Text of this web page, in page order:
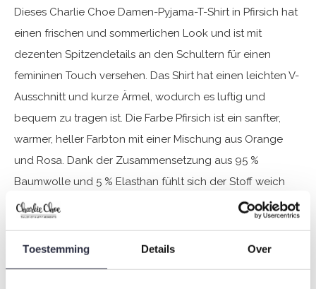
Toestemming Details Over
Dieses Charlie Choe Damen-Pyjama-T-Shirt in Pfirsich hat
einen frischen und sommerlichen Look und ist mit
dezenten Spitzendetails an den Schultern für einen
femininen Touch versehen. Das Shirt hat einen leichten V-
Ausschnitt und kurze Ärmel, wodurch es luftig und
bequem zu tragen ist. Die Farbe Pfirsich ist ein sanfter,
warmer, heller Farbton mit einer Mischung aus Orange
und Rosa. Dank der Zusammensetzung aus 95 %
Baumwolle und 5 % Elasthan fühlt sich der Stoff weich
und atmungsaktiv an und bietet durch seinen
Dieses Charlie Choe T-Shirt lässt sich perfekt mit einer
fröhlichen Shorts oder Pyjamahose aus der Kollektion